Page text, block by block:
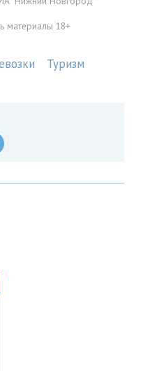
материалы 18+
Туризм